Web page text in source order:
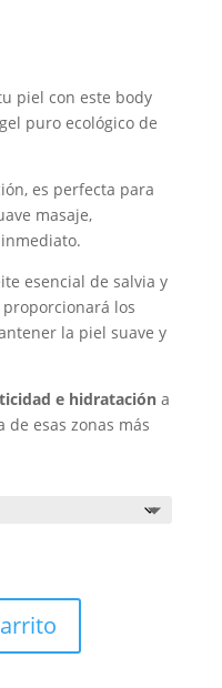
13,50 €
€
piel con este body
puro ecológico de
es perfecta para
masaje,
esencial de salvia y
los
la piel suave y
e hidratacióna
esas zonas más